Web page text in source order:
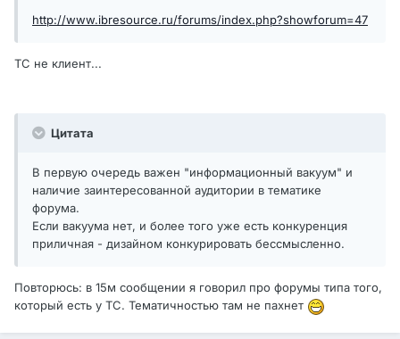
http://www.ibresource.ru/forums/index.php?showforum=47
ТС не клиент...
Цитата
В первую очередь важен "информационный вакуум" и
наличие заинтересованной аудитории в тематике
форума.
Если вакуума нет, и более того уже есть конкуренция
приличная - дизайном конкурировать бессмысленно.
Повторюсь: в 15м сообщении я говорил про форумы типа того,
который есть у ТС. Тематичностью там не пахнет